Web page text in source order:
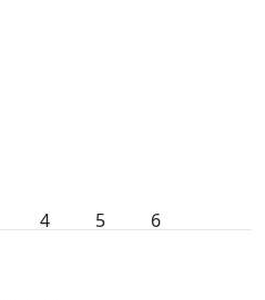
4 5 6